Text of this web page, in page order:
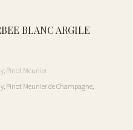
BLANC ARGILE
Pinot Meunier
Pinot Meunier de Champagne,